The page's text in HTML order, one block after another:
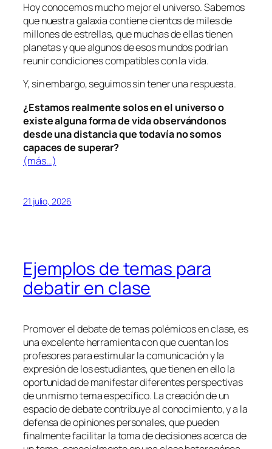
Hoy conocemos mucho mejor el universo. Sabemos
que nuestra galaxia contiene cientos de miles de
millones de estrellas, que muchas de ellas tienen
planetas y que algunos de esos mundos podrían
reunir condiciones compatibles con la vida.
Y, sin embargo, seguimos sin tener una respuesta.
¿Estamos realmente solos en el universo o
existe alguna forma de vida observándonos
desde una distancia que todavía no somos
capaces de superar?
(más…)
21 julio, 2026
Ejemplos de temas para
debatir en clase
Promover el debate de temas polémicos en clase, es
una excelente herramienta con que cuentan los
profesores para estimular la comunicación y la
expresión de los estudiantes, que tienen en ello la
oportunidad de manifestar diferentes perspectivas
de un mismo tema específico. La creación de un
espacio de debate contribuye al conocimiento, y a la
defensa de opiniones personales, que pueden
finalmente facilitar la toma de decisiones acerca de